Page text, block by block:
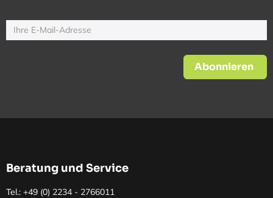
Abonnieren
Beratung und Service
Tel.: +49 (0) 2234 - 2766011